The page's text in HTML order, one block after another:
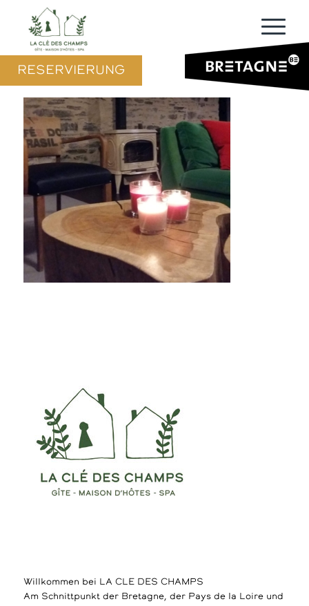
RESERVIERUNG
Willkommen bei LA CLE DES CHAMPS
Am Schnittpunkt der Bretagne, der Pays de la Loire und